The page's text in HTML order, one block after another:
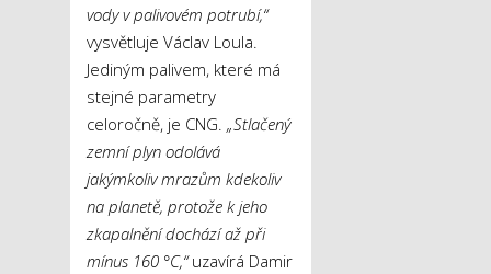
vody v palivovém potrubí,“
vysvětluje Václav Loula.
Jediným palivem, které má
stejné parametry
celoročně, je CNG. „Stlačený
zemní plyn odolává
jakýmkoliv mrazům kdekoliv
na planetě, protože k jeho
zkapalnění dochází až při
mínus 160 °C,“uzavírá Damir